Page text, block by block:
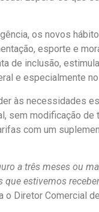
os novos
esporte e
de inclusão,
e especialmente
às necessidades
sem modificação
com um
a três meses ou
estivemos
o Diretor Comercial